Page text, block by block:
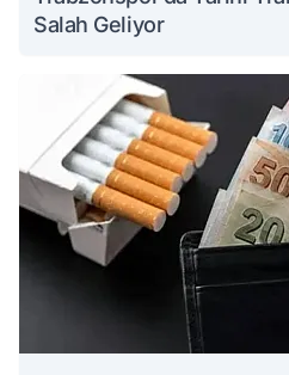
Salah Geliyor